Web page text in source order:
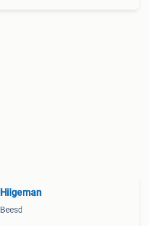
Hilgeman
Beesd